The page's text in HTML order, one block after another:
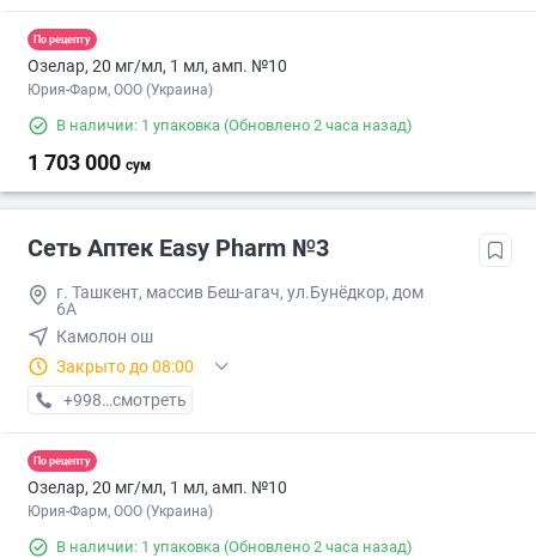
По рецепту
Озелар, 20 мг/мл, 1 мл, амп. №10
Юрия-Фарм, ООО (Украина)
В наличии: 1 упаковка (Обновлено 2 часа назад)
1 703 000 сум
Сеть Аптек Easy Pharm №3
г. Ташкент, массив Беш-агач, ул.Бунёдкор, дом
6А
Камолон ош
Закрыто до 08:00
+998 (71) XXX-XX-XX
смотреть
По рецепту
Озелар, 20 мг/мл, 1 мл, амп. №10
Юрия-Фарм, ООО (Украина)
В наличии: 1 упаковка (Обновлено 2 часа назад)